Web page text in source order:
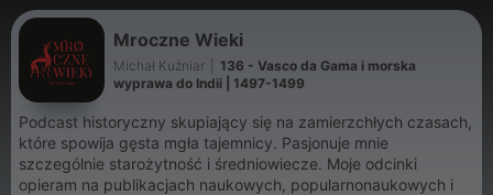
Mroczne Wieki
Michał Kuźniar
136 - Vasco da Gama i morska
wyprawa do Indii | 1497-1499
Podcast historyczny skupiający się na zamierzchłych czasach,
które spowija gęsta mgła tajemnicy. Pasjonuje mnie
szczególnie starożytność i średniowiecze. Moje odcinki
opieram na publikacjach naukowych, popularnonaukowych i